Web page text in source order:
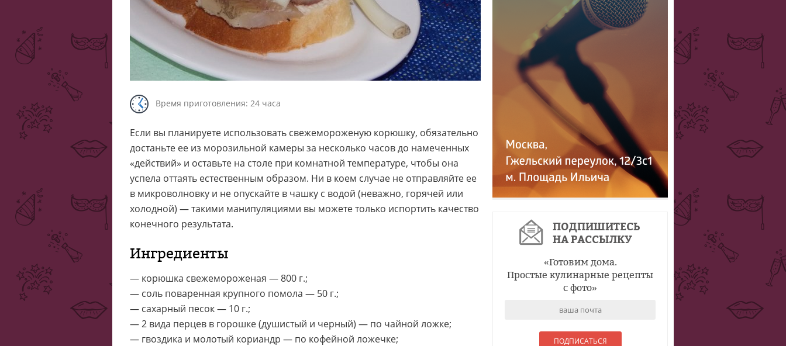
Время приготовления: 24 часа
Если вы планируете использовать свежемороженую корюшку, обязательно
достаньте ее из морозильной камеры за несколько часов до намеченных
«действий» и оставьте на столе при комнатной температуре, чтобы она
успела оттаять естественным образом. Ни в коем случае не отправляйте ее
в микроволновку и не опускайте в чашку с водой (неважно, горячей или
холодной) — такими манипуляциями вы можете только испортить качество
конечного результата.
Ингредиенты
— корюшка свежемороженая — 800 г.;
— соль поваренная крупного помола — 50 г.;
— сахарный песок — 10 г.;
— 2 вида перцев в горошке (душистый и черный) — по чайной ложке;
— гвоздика и молотый кориандр — по кофейной ложечке;
ПОДПИШИТЕСЬ
НА РАССЫЛКУ
«Готовим дома.
Простые кулинарные рецепты
с фото»